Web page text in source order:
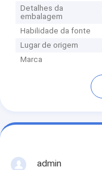
Detalhes da
embalagem
Habilidade da fonte
Lugar de origem
Marca
admin